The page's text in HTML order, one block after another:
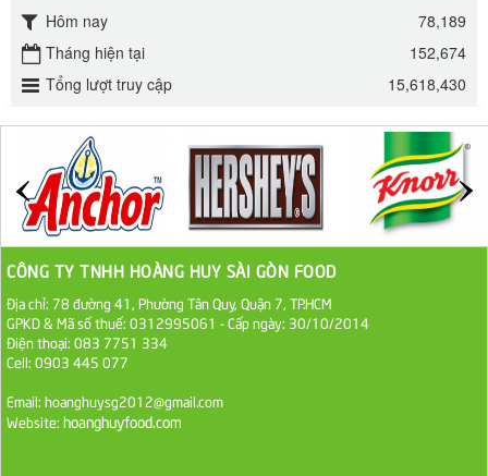
ĐƯỜNG SẠCH CÔ BA BIÊN HÒA 1KG
27.000 VND
Đường cát trắng An Khê bao 50kg
1.100.000 VND
Sa Tế Tôm Cholimex PET Hũ 450g
36.000 VND
Hôm nay
78,189
Tháng hiện tại
152,674
Tổng lượt truy cập
15,618,430
CÔNG TY TNHH HOÀNG HUY SÀI GÒN FOOD
Địa chỉ: 78 đường 41, Phường Tân Quy, Quận 7, TP.HCM
GPKD & Mã số thuế: 0312995061 - Cấp ngày: 30/10/2014
Điện thoại: 083 7751 334
Cell: 0903 445 077
Email: hoanghuysg2012@gmail.com
Website: hoanghuyfood.com